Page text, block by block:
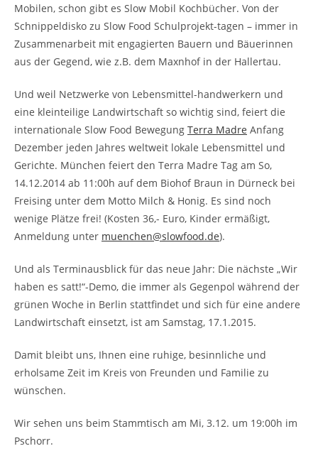
Mobilen, schon gibt es Slow Mobil Kochbücher. Von der
Schnippeldisko zu Slow Food Schulprojekt-tagen – immer in
Zusammenarbeit mit engagierten Bauern und Bäuerinnen
aus der Gegend, wie z.B. dem Maxnhof in der Hallertau.
Und weil Netzwerke von Lebensmittel-handwerkern und
eine kleinteilige Landwirtschaft so wichtig sind, feiert die
internationale Slow Food Bewegung Terra Madre Anfang
Dezember jeden Jahres weltweit lokale Lebensmittel und
Gerichte. München feiert den Terra Madre Tag am So,
14.12.2014 ab 11:00h auf dem Biohof Braun in Dürneck bei
Freising unter dem Motto Milch & Honig. Es sind noch
wenige Plätze frei! (Kosten 36,- Euro, Kinder ermäßigt,
Anmeldung unter muenchen@slowfood.de).
Und als Terminausblick für das neue Jahr: Die nächste „Wir
haben es satt!“-Demo, die immer als Gegenpol während der
grünen Woche in Berlin stattfindet und sich für eine andere
Landwirtschaft einsetzt, ist am Samstag, 17.1.2015.
Damit bleibt uns, Ihnen eine ruhige, besinnliche und
erholsame Zeit im Kreis von Freunden und Familie zu
wünschen.
Wir sehen uns beim Stammtisch am Mi, 3.12. um 19:00h im
Pschorr.